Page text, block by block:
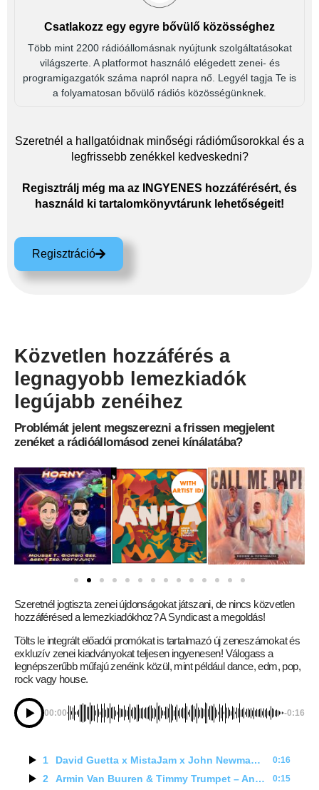
Csatlakozz egy egyre bővülő közösséghez
Több mint 2200 rádióállomásnak nyújtunk szolgáltatásokat
világszerte. A platformot használó elégedett zenei- és
programigazgatók száma napról napra nő. Legyél tagja Te is
a folyamatosan bővülő rádiós közösségünknek.
Szeretnél a hallgatóidnak minőségi rádióműsorokkal és a
legfrissebb zenékkel kedveskedni?
Regisztrálj még ma az INGYENES hozzáférésért, és
használd ki tartalomkönyvtárunk lehetőségeit!
Regisztráció
Közvetlen hozzáférés a
legnagyobb lemezkiadók
legújabb zenéihez
Problémát jelent megszerezni a frissen megjelent
zenéket a rádióállomásod zenei kínálatába?
Szeretnél jogtiszta zenei újdonságokat játszani, de nincs közvetlen
hozzáférésed a lemezkiadókhoz? A Syndicast a megoldás!
Tölts le integrált előadói promókat is tartalmazó új zeneszámokat és
exkluzív zenei kiadványokat teljesen ingyenesen! Válogass a
legnépszerűbb műfajú zenéink közül, mint például dance, edm, pop,
rock vagy house.
00:00 -0:16
1 David Guetta x MistaJam x John Newman – If You Really Love Me (How Will I Know) (Radio Edit with Artist ID) 0:16
2 Armin Van Buuren & Timmy Trumpet – Anita (Artist Promo Edit Demo) 0:15